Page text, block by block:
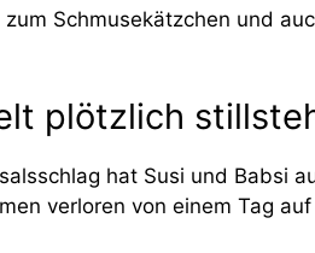
Schmusekätzchen und
plötzlich
hat Susi und Babsi
verloren von einem Tag